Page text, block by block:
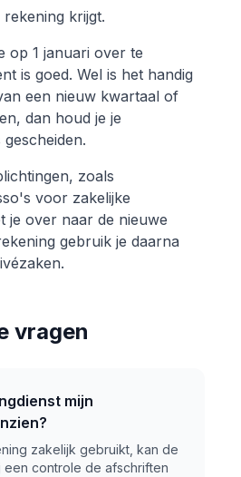
krijgt.
op 1 januari over te
is goed. Wel is het handig
een nieuw kwartaal of
dan houd je je
zoals
voor zakelijke
je over naar de nieuwe
gebruik je daarna
vragen
mijn
zakelijk gebruikt, kan de
een controle de afschriften